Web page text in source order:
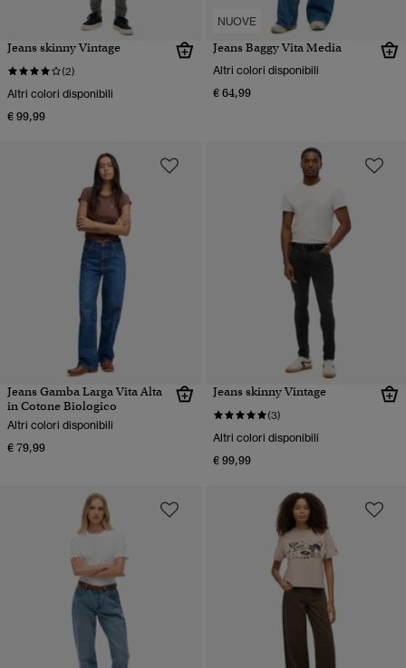
Jeans skinny Vintage
(2)
Altri colori disponibili
€ 99,99
NUOVE
Jeans Baggy Vita Media
Altri colori disponibili
€ 64,99
Jeans Gamba Larga Vita Alta
in Cotone Biologico
Altri colori disponibili
€ 79,99
Jeans skinny Vintage
(3)
Altri colori disponibili
€ 99,99